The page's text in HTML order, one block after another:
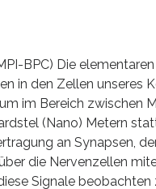
BPC) Die elementaren
in den Zellen unseres
im Bereich zwischen
(Nano) Metern
an Synapsen,
die Nervenzellen
Signale beobachten